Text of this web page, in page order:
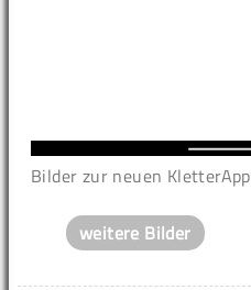
Bilder zur neuen KletterApp
weitere Bilder